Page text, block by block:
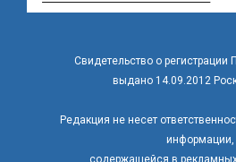
Свидетельство о
выдано 14.09.2012
Редакция не несет
информации,
содержащейся в